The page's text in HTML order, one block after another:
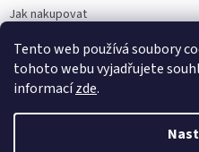
Tento web používá soubory
tohoto webu vyjadřujete
informacízde.
Jak nakupovat
Podmínky ochrany osobních údajů